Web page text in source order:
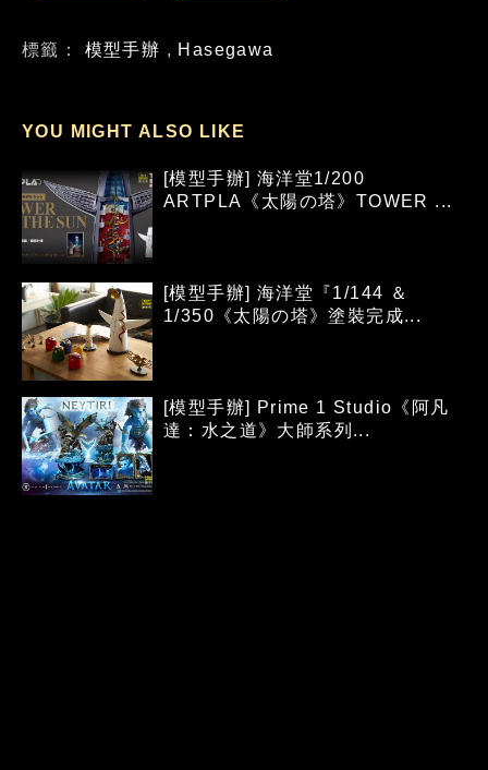
標籤： 模型手辦 , Hasegawa
YOU MIGHT ALSO LIKE
[模型手辦] 海洋堂1/200
ARTPLA《太陽の塔》TOWER ...
[模型手辦] 海洋堂『1/144 ＆
1/350《太陽の塔》塗裝完成...
[模型手辦] Prime 1 Studio《阿凡
達：水之道》大師系列...